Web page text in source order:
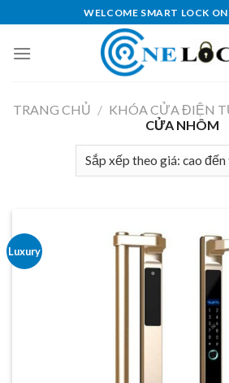
to
content
WELCOME SMART LOCK
TRANG CHỦ / KHÓA CỬA ĐIỆN
CỬA NHÔM
Luxury